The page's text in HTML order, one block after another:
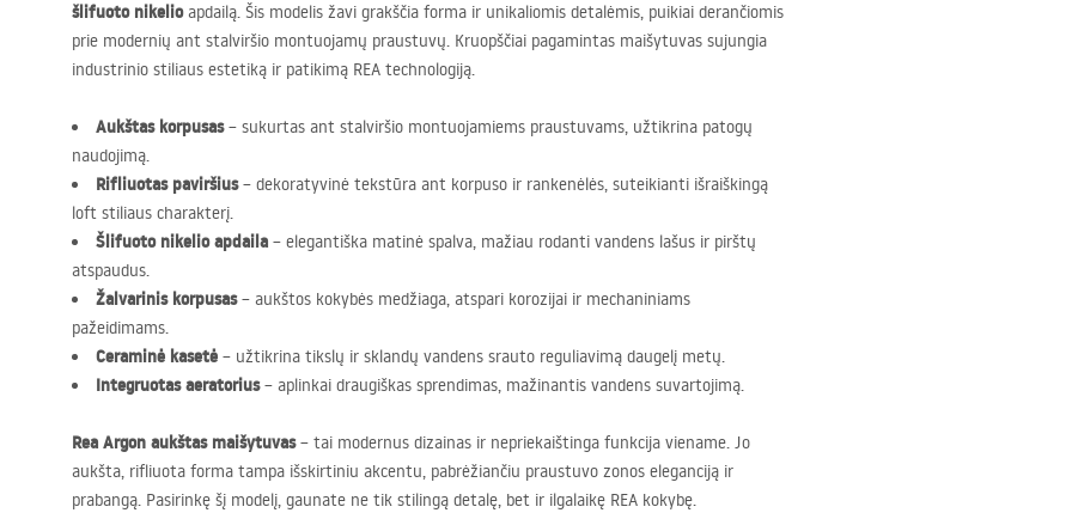
šlifuoto nikelioapdailą. Šis modelis žavi grakščia forma ir unikaliomis detalėmis, puikiai derančiomis
prie modernių ant stalviršio montuojamų praustuvų. Kruopščiai pagamintas maišytuvas sujungia
industrinio stiliaus estetiką ir patikimą REA technologiją.
Aukštas korpusas– sukurtas ant stalviršio montuojamiems praustuvams, užtikrina patogų
naudojimą.
Rifliuotas paviršius– dekoratyvinė tekstūra ant korpuso ir rankenėlės, suteikianti išraiškingą
loft stiliaus charakterį.
Šlifuoto nikelio apdaila – elegantiška matinė spalva, mažiau rodanti vandens lašus ir pirštų
atspaudus.
Žalvarinis korpusas– aukštos kokybės medžiaga, atspari korozijai ir mechaniniams
pažeidimams.
Ceraminė kasetė – užtikrina tikslų ir sklandų vandens srauto reguliavimą daugelį metų.
Integruotas aeratorius– aplinkai draugiškas sprendimas, mažinantis vandens suvartojimą.
Rea Argon aukštas maišytuvas– tai modernus dizainas ir nepriekaištinga funkcija viename. Jo
aukšta, rifliuota forma tampa išskirtiniu akcentu, pabrėžiančiu praustuvo zonos eleganciją ir
prabangą. Pasirinkę šį modelį, gaunate ne tik stilingą detalę, bet ir ilgalaikę REA kokybę.